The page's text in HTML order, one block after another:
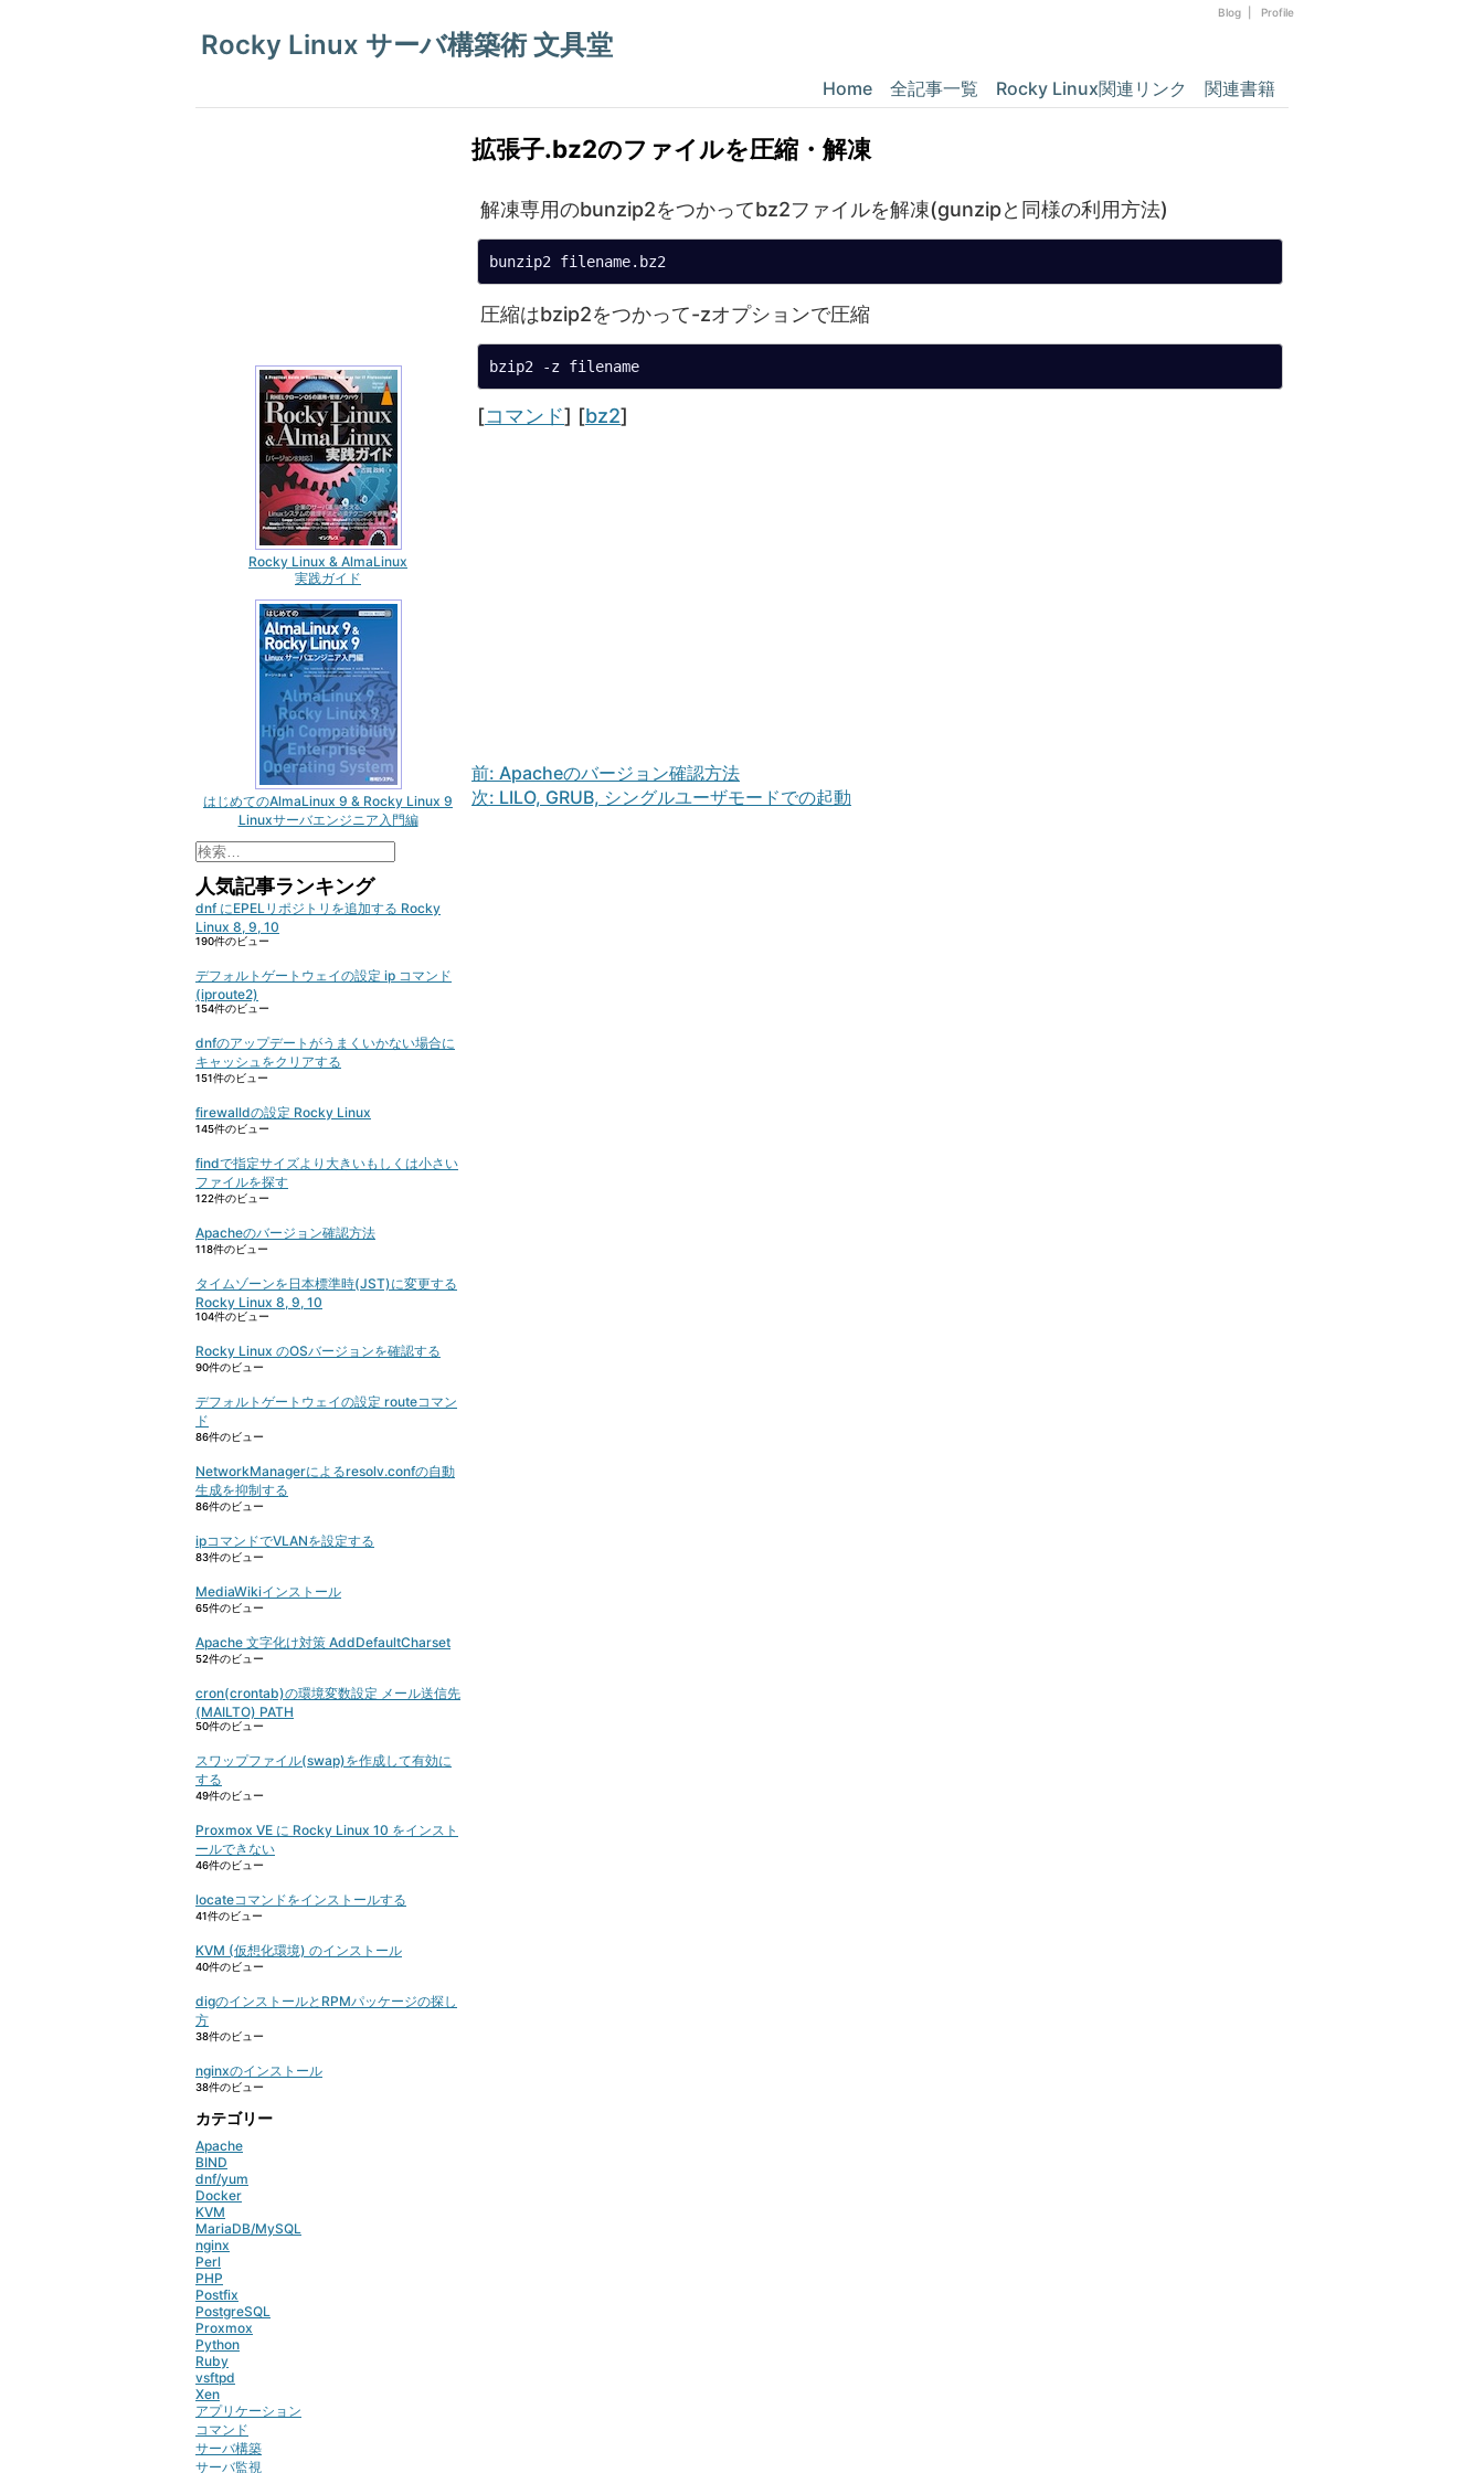
Rocky Linux サーバ構築術 文具堂
Blog Profile
Home 全記事一覧 Rocky Linux関連リンク 関連書籍
Rocky Linux & AlmaLinux
実践ガイド
はじめてのAlmaLinux 9 & Rocky Linux 9
Linuxサーバエンジニア入門編
検
索:
人気記事ランキング
dnf にEPELリポジトリを追加する Rocky
Linux 8, 9, 10
190件のビュー
デフォルトゲートウェイの設定 ip コマンド
(iproute2)
154件のビュー
dnfのアップデートがうまくいかない場合に
キャッシュをクリアする
151件のビュー
firewalldの設定 Rocky Linux
145件のビュー
findで指定サイズより大きいもしくは小さい
ファイルを探す
122件のビュー
Apacheのバージョン確認方法
118件のビュー
タイムゾーンを日本標準時(JST)に変更する
Rocky Linux 8, 9, 10
104件のビュー
Rocky Linux のOSバージョンを確認する
90件のビュー
デフォルトゲートウェイの設定 routeコマン
ド
86件のビュー
NetworkManagerによるresolv.confの自動
生成を抑制する
86件のビュー
ipコマンドでVLANを設定する
83件のビュー
MediaWikiインストール
65件のビュー
Apache 文字化け対策 AddDefaultCharset
52件のビュー
cron(crontab)の環境変数設定 メール送信先
(MAILTO) PATH
50件のビュー
スワップファイル(swap)を作成して有効に
する
49件のビュー
Proxmox VE に Rocky Linux 10 をインスト
ールできない
46件のビュー
locateコマンドをインストールする
41件のビュー
KVM (仮想化環境) のインストール
40件のビュー
digのインストールとRPMパッケージの探し
方
38件のビュー
nginxのインストール
38件のビュー
カテゴリー
Apache
BIND
dnf/yum
Docker
KVM
MariaDB/MySQL
nginx
Perl
PHP
Postfix
PostgreSQL
Proxmox
Python
Ruby
vsftpd
Xen
アプリケーション
コマンド
サーバ構築
サーバ監視
拡張子.bz2のファイルを圧縮・解凍
解凍専用のbunzip2をつかってbz2ファイルを解凍(gunzipと同様の利用方法)
bunzip2 filename.bz2
圧縮はbzip2をつかって-zオプションで圧縮
bzip2 -z filename
[Categories
コマンド] [Tags
bz2]
ナ
ビ
前: Apacheのバージョン確認方法
次: LILO, GRUB, シングルユーザモードでの起動